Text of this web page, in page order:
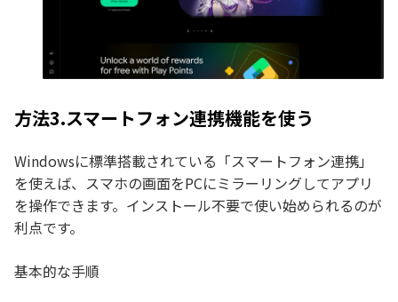
方法3.スマートフォン連携機能を使う
Windowsに標準搭載されている「スマートフォン連携」
を使えば、スマホの画面をPCにミラーリングしてアプリ
を操作できます。インストール不要で使い始められるのが
利点です。
基本的な手順